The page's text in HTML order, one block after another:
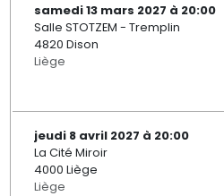
samedi 13 mars 2027 à 20:00
Salle STOTZEM - Tremplin
4820 Dison
Liège
jeudi 8 avril 2027 à 20:00
La Cité Miroir
4000 Liège
Liège